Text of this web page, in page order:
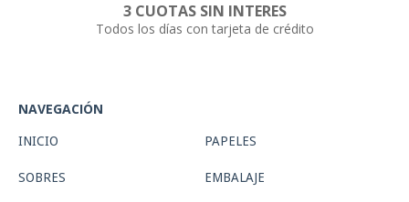
3 CUOTAS SIN INTERES
Todos los días con tarjeta de crédito
NAVEGACIÓN
INICIO PAPELES
SOBRES EMBALAJE